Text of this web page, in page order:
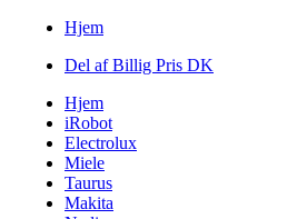
Hjem
Del af Billig Pris DK
Hjem
iRobot
Electrolux
Miele
Taurus
Makita